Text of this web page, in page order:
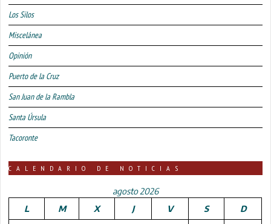
Los Silos
Miscelánea
Opinión
Puerto de la Cruz
San Juan de la Rambla
Santa Úrsula
Tacoronte
CALENDARIO DE NOTICIAS
agosto 2026
L
M X J V S D